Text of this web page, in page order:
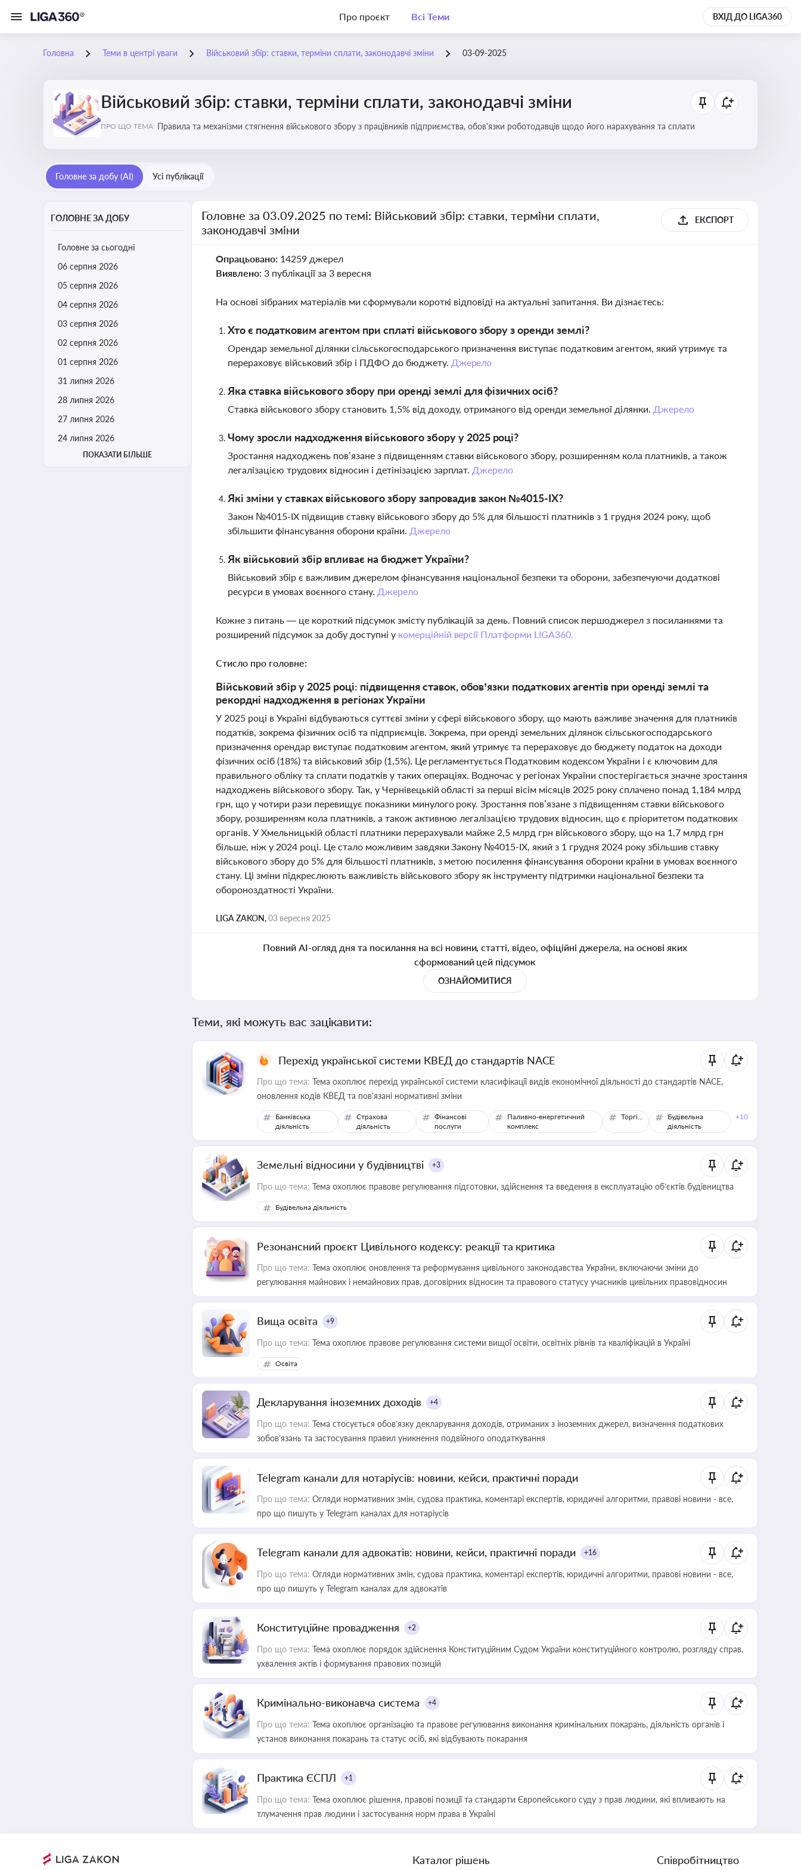
Про проєкт Всі Теми ВХІД ДО LIGA360
Головна Теми в центрі уваги Військовий збір: ставки, терміни сплати, законодавчі зміни 03-09-2025
Військовий збір: ставки, терміни сплати, законодавчі зміни
ПРО ЩО ТЕМА: Правила та механізми стягнення військового збору з працівників підприємства, обов'язки роботодавців щодо його нарахування та сплати
Головне за добу (AI) Усі публікації
ГОЛОВНЕ ЗА ДОБУ
Головне за сьогодні
06 серпня 2026
05 серпня 2026
04 серпня 2026
03 серпня 2026
02 серпня 2026
01 серпня 2026
31 липня 2026
28 липня 2026
27 липня 2026
24 липня 2026
ПОКАЗАТИ БІЛЬШЕ
Головне за 03.09.2025 по темі: Військовий збір: ставки, терміни сплати,
законодавчі зміни
ЕКСПОРТ
Опрацьовано: 14259 джерел
Виявлено: 3 публікації за 3 вересня
На основі зібраних матеріалів ми сформували короткі відповіді на актуальні запитання. Ви дізнаєтесь:
Хто є податковим агентом при сплаті військового збору з оренди землі?
Орендар земельної ділянки сільськогосподарського призначення виступає податковим агентом, який утримує та
перераховує військовий збір і ПДФО до бюджету. Джерело
Яка ставка військового збору при оренді землі для фізичних осіб?
Ставка військового збору становить 1,5% від доходу, отриманого від оренди земельної ділянки. Джерело
Чому зросли надходження військового збору у 2025 році?
Зростання надходжень пов’язане з підвищенням ставки військового збору, розширенням кола платників, а також
легалізацією трудових відносин і детінізацією зарплат. Джерело
Які зміни у ставках військового збору запровадив закон №4015-ІХ?
Закон №4015-ІХ підвищив ставку військового збору до 5% для більшості платників з 1 грудня 2024 року, щоб
збільшити фінансування оборони країни. Джерело
Як військовий збір впливає на бюджет України?
Військовий збір є важливим джерелом фінансування національної безпеки та оборони, забезпечуючи додаткові
ресурси в умовах воєнного стану. Джерело
Кожне з питань — це короткий підсумок змісту публікацій за день. Повний список першоджерел з посиланнями та
розширений підсумок за добу доступні у комерційній версії Платформи LIGA360.
Стисло про головне:
Військовий збір у 2025 році: підвищення ставок, обов’язки податкових агентів при оренді землі та
рекордні надходження в регіонах України
У 2025 році в Україні відбуваються суттєві зміни у сфері військового збору, що мають важливе значення для платників
податків, зокрема фізичних осіб та підприємців. Зокрема, при оренді земельних ділянок сільськогосподарського
призначення орендар виступає податковим агентом, який утримує та перераховує до бюджету податок на доходи
фізичних осіб (18%) та військовий збір (1,5%). Це регламентується Податковим кодексом України і є ключовим для
правильного обліку та сплати податків у таких операціях. Водночас у регіонах України спостерігається значне зростання
надходжень військового збору. Так, у Чернівецькій області за перші вісім місяців 2025 року сплачено понад 1,184 млрд
грн, що у чотири рази перевищує показники минулого року. Зростання пов’язане з підвищенням ставки військового
збору, розширенням кола платників, а також активною легалізацією трудових відносин, що є пріоритетом податкових
органів. У Хмельницькій області платники перерахували майже 2,5 млрд грн військового збору, що на 1,7 млрд грн
більше, ніж у 2024 році. Це стало можливим завдяки Закону №4015-ІХ, який з 1 грудня 2024 року збільшив ставку
військового збору до 5% для більшості платників, з метою посилення фінансування оборони країни в умовах воєнного
стану. Ці зміни підкреслюють важливість військового збору як інструменту підтримки національної безпеки та
обороноздатності України.
LIGA ZAKON,03 вересня 2025
Повний AI-огляд дня та посилання на всі новини, статті, відео, офіційні джерела, на основі яких
сформований цей підсумок
ОЗНАЙОМИТИСЯ
Теми, які можуть вас зацікавити:
Перехід української системи КВЕД до стандартів NACE
Про що тема: Тема охоплює перехід української системи класифікації видів економічної діяльності до стандартів NACE,
оновлення кодів КВЕД та пов'язані нормативні зміни
Банківська
діяльність
Страхова
діяльність
Фінансові
послуги
Паливно-енергетичний
комплекс
Торгівля
Будівельна
діяльність
+10
Земельні відносини у будівництві +3
Про що тема: Тема охоплює правове регулювання підготовки, здійснення та введення в експлуатацію об’єктів будівництва
Будівельна діяльність
Резонансний проєкт Цивільного кодексу: реакції та критика
Про що тема: Тема охоплює оновлення та реформування цивільного законодавства України, включаючи зміни до
регулювання майнових і немайнових прав, договірних відносин та правового статусу учасників цивільних правовідносин
Вища освіта +9
Про що тема: Тема охоплює правове регулювання системи вищої освіти, освітніх рівнів та кваліфікацій в Україні
Освіта
Декларування іноземних доходів +4
Про що тема: Тема стосується обов’язку декларування доходів, отриманих з іноземних джерел, визначення податкових
зобов’язань та застосування правил уникнення подвійного оподаткування
Telegram канали для нотаріусів: новини, кейси, практичні поради
Про що тема: Огляди нормативних змін, судова практика, коментарі експертів, юридичні алгоритми, правові новини - все,
про що пишуть у Telegram каналах для нотаріусів
Telegram канали для адвокатів: новини, кейси, практичні поради +16
Про що тема: Огляди нормативних змін, судова практика, коментарі експертів, юридичні алгоритми, правові новини - все,
про що пишуть у Telegram каналах для адвокатів
Конституційне провадження +2
Про що тема: Тема охоплює порядок здійснення Конституційним Судом України конституційного контролю, розгляду справ,
ухвалення актів і формування правових позицій
Кримінально-виконавча система +4
Про що тема: Тема охоплює організацію та правове регулювання виконання кримінальних покарань, діяльність органів і
установ виконання покарань та статус осіб, які відбувають покарання
Практика ЄСПЛ +1
Про що тема: Тема охоплює рішення, правові позиції та стандарти Європейського суду з прав людини, які впливають на
тлумачення прав людини і застосування норм права в Україні
Каталог рішень Співробітництво